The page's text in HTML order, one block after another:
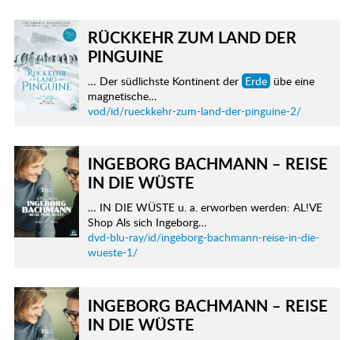
RÜCKKEHR ZUM LAND DER
PINGUINE
… Der südlichste Kontinent der Erde übe eine
magnetische…
vod/id/rueckkehr-zum-land-der-pinguine-2/
INGEBORG BACHMANN – REISE
IN DIE WÜSTE
… IN DIE WÜSTE u. a. erworben werden: AL!VE
Shop Als sich Ingeborg…
dvd-blu-ray/id/ingeborg-bachmann-reise-in-die-
wueste-1/
INGEBORG BACHMANN – REISE
IN DIE WÜSTE